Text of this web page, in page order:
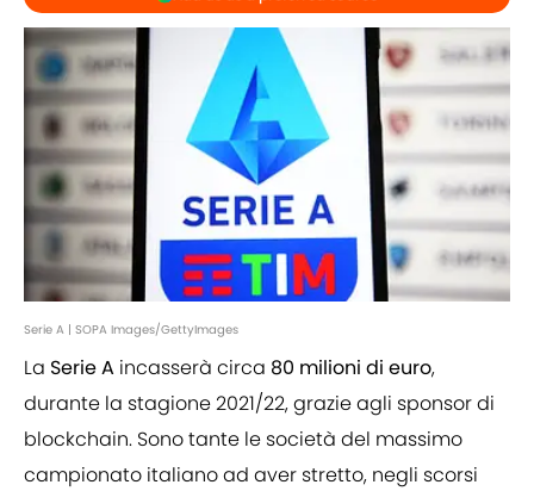
Serie A | SOPA Images/GettyImages
La Serie A incasserà circa 80 milioni di euro,
durante la stagione 2021/22, grazie agli sponsor di
blockchain. Sono tante le società del massimo
campionato italiano ad aver stretto, negli scorsi